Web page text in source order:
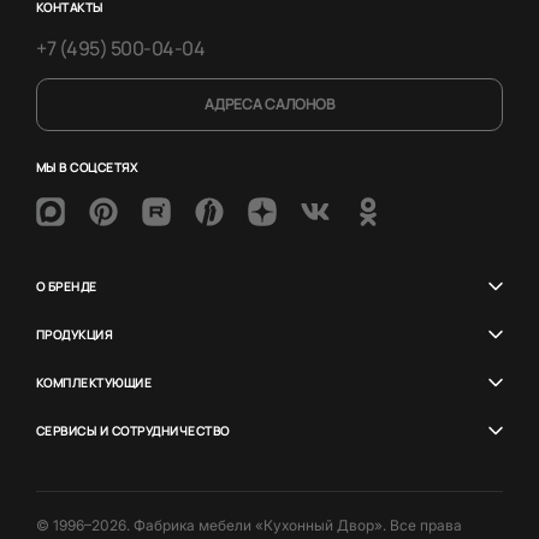
КОНТАКТЫ
+7 (495) 500-04-04
АДРЕСА САЛОНОВ
МЫ В СОЦСЕТЯХ
О БРЕНДЕ
ПРОДУКЦИЯ
КОМПЛЕКТУЮЩИЕ
СЕРВИСЫ И СОТРУДНИЧЕСТВО
© 1996–2026. Фабрика мебели «Кухонный Двор». Все права